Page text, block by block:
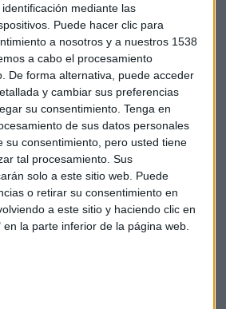
mediante las
Puede hacer clic para
a nosotros y a nuestros 1538
a cabo el procesamiento
De forma alternativa, puede acceder
y cambiar sus preferencias
su consentimiento. Tenga en
de sus datos personales
su consentimiento, pero usted tiene
tal procesamiento. Sus
solo a este sitio web. Puede
o retirar su consentimiento en
a este sitio y haciendo clic en
la parte inferior de la página web.
la bolsa española para buscar